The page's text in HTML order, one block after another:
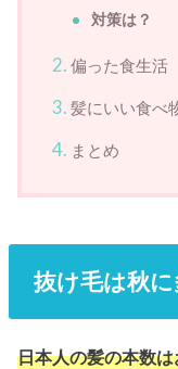
対策は？
偏った食生活
髪にいい食べ
まとめ
抜け毛は秋に
日本人の髪の本数